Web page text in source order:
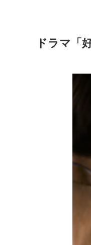
ドラマ「